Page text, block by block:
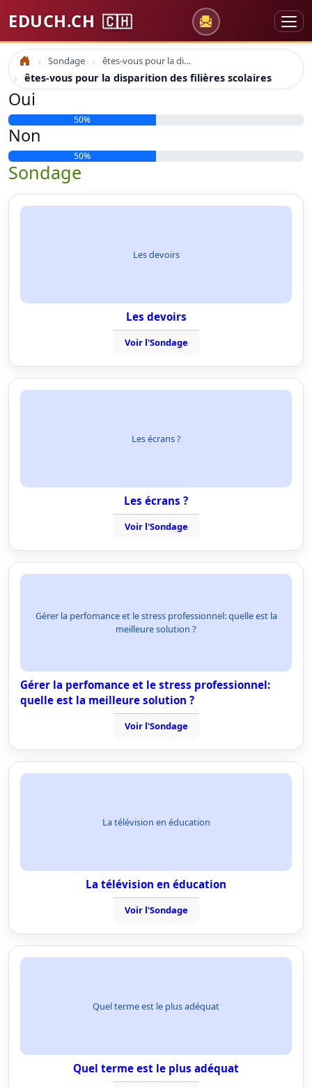
EDUCH.CH 🇨🇭
Accueil Sondage êtes-vous pour la disparition des filières scolaires
êtes-vous pour la disparition des filières scolaires
Oui
50%
Non
50%
Sondage
Les devoirs
Les devoirs
Voir l'Sondage
Les écrans ?
Les écrans ?
Voir l'Sondage
Gérer la perfomance et le stress professionnel: quelle est la
meilleure solution ?
Gérer la perfomance et le stress professionnel:
quelle est la meilleure solution ?
Voir l'Sondage
La télévision en éducation
La télévision en éducation
Voir l'Sondage
Quel terme est le plus adéquat
Quel terme est le plus adéquat